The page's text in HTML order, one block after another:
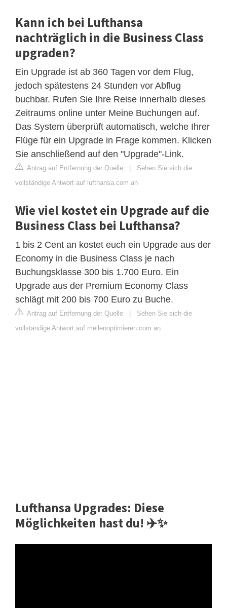
Kann ich bei Lufthansa
nachträglich in die Business Class
upgraden?
Ein Upgrade ist ab 360 Tagen vor dem Flug,
jedoch spätestens 24 Stunden vor Abflug
buchbar. Rufen Sie Ihre Reise innerhalb dieses
Zeitraums online unter Meine Buchungen auf.
Das System überprüft automatisch, welche Ihrer
Flüge für ein Upgrade in Frage kommen. Klicken
Sie anschließend auf den "Upgrade"-Link.
Antrag auf Entfernung der Quelle
Sehen Sie sich die
vollständige Antwort auf lufthansa.com an
Wie viel kostet ein Upgrade auf die
Business Class bei Lufthansa?
1 bis 2 Cent an kostet euch ein Upgrade aus der
Economy in die Business Class je nach
Buchungsklasse 300 bis 1.700 Euro. Ein
Upgrade aus der Premium Economy Class
schlägt mit 200 bis 700 Euro zu Buche.
Antrag auf Entfernung der Quelle
Sehen Sie sich die
vollständige Antwort auf meilenoptimieren.com an
Lufthansa Upgrades: Diese
Möglichkeiten hast du! ✈️✨